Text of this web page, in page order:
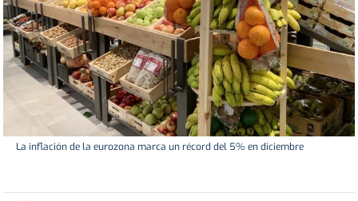
La inflación de la eurozona marca un récord del 5% en diciembre